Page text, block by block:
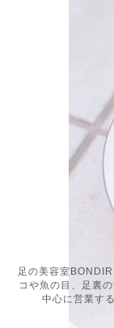
足の美容室
コや魚の目、足裏
中心に営業す